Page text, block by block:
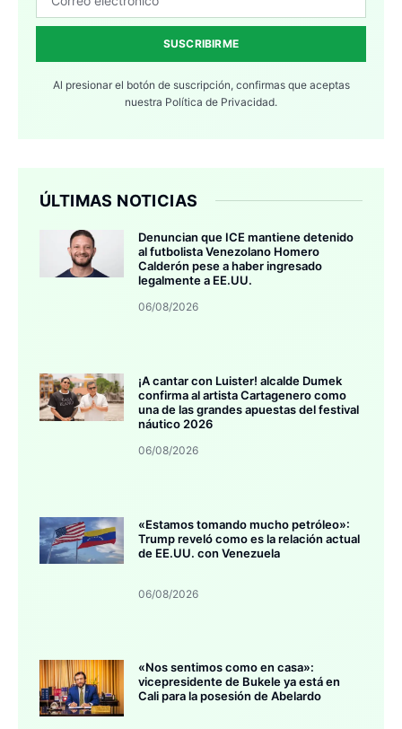
SUSCRIBIRME
Al presionar el botón de suscripción, confirmas que aceptas
nuestra Política de Privacidad.
ÚLTIMAS NOTICIAS
Denuncian que ICE mantiene detenido
al futbolista Venezolano Homero
Calderón pese a haber ingresado
legalmente a EE.UU.
06/08/2026
¡A cantar con Luister! alcalde Dumek
confirma al artista Cartagenero como
una de las grandes apuestas del festival
náutico 2026
06/08/2026
«Estamos tomando mucho petróleo»:
Trump reveló como es la relación actual
de EE.UU. con Venezuela
06/08/2026
«Nos sentimos como en casa»:
vicepresidente de Bukele ya está en
Cali para la posesión de Abelardo